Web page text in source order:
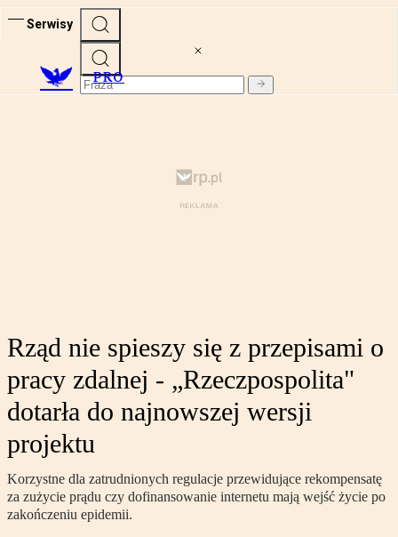
Serwisy
PRO
Rząd nie spieszy się z przepisami o
pracy zdalnej - „Rzeczpospolita"
dotarła do najnowszej wersji
projektu
Korzystne dla zatrudnionych regulacje przewidujące rekompensatę
za zużycie prądu czy dofinansowanie internetu mają wejść życie po
zakończeniu epidemii.